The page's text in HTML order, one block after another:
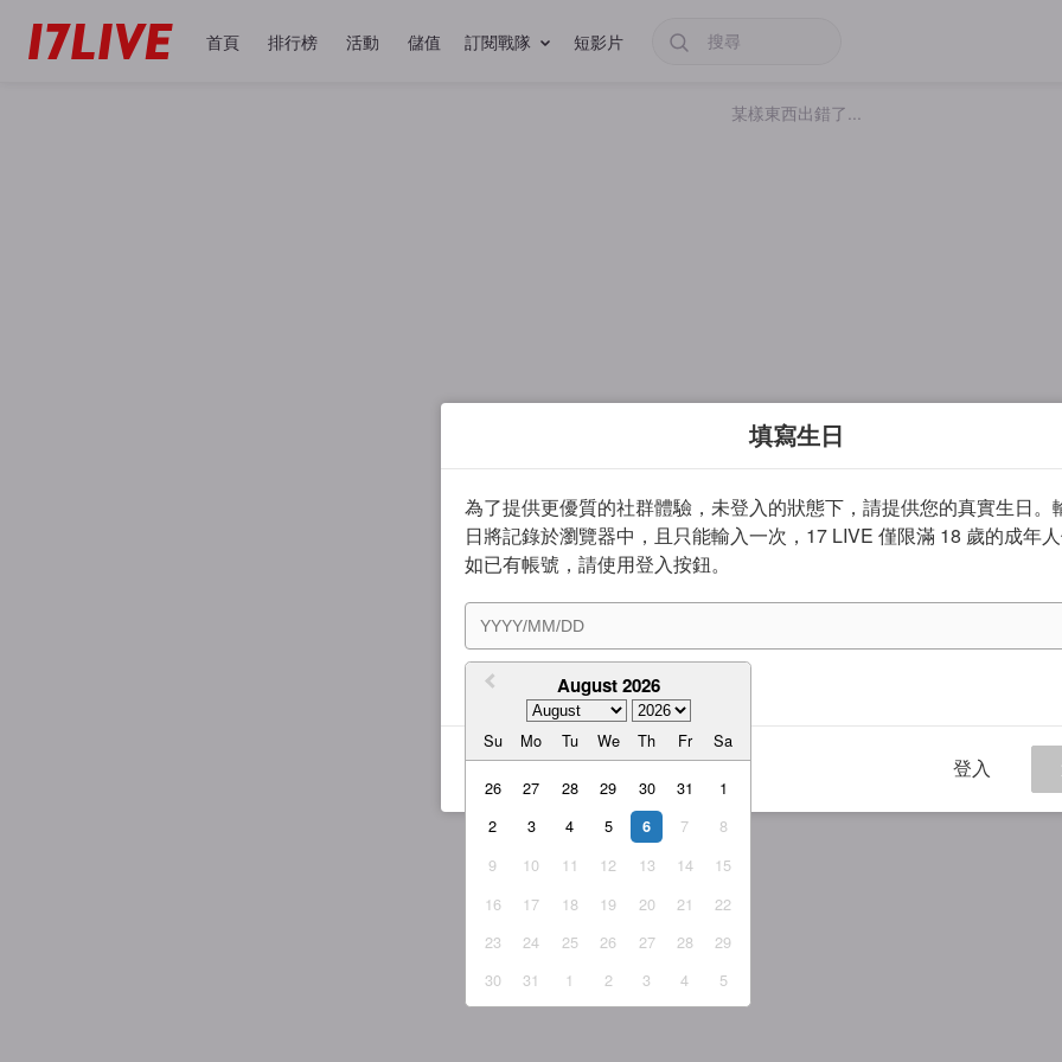
首頁 排行榜 活動 儲值 訂閱戰隊 短影片
某樣東西出錯了...
填寫生日
為了提供更優質的社群體驗，未登入的狀態下，請提供您的真實生日。
日將記錄於瀏覽器中，且只能輸入一次，17 LIVE 僅限滿 18 歲的成年人
如已有帳號，請使用登入按鈕。
August 2026
Su Mo Tu We Th Fr Sa
26 27 28 29 30 31
1
2
3 4 5 6 7
8
9
10 11 12 13 14
15
16
17 18 19 20 21
22
23
24 25 26 27 28
29
30
31 1 2 3 4 5
我同意 服務條款與隱私權政策
登入